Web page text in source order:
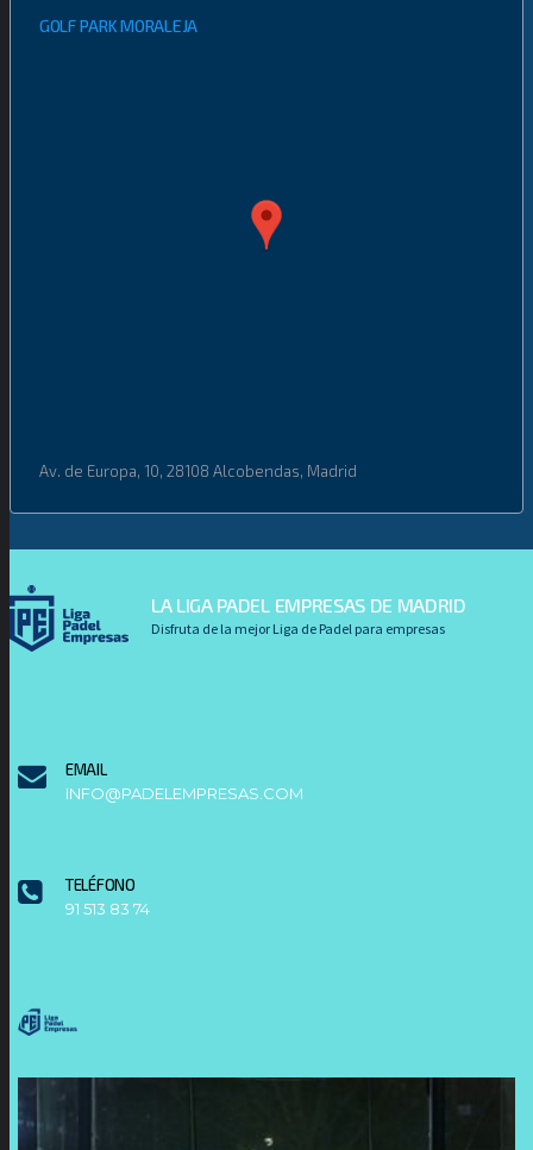
GOLF PARK MORALEJA
Av. de Europa, 10, 28108 Alcobendas, Madrid
LA LIGA PADEL EMPRESAS DE MADRID
Disfruta de la mejor Liga de Padel para empresas
EMAIL
INFO@PADELEMPRESAS.COM
TELÉFONO
91 513 83 74